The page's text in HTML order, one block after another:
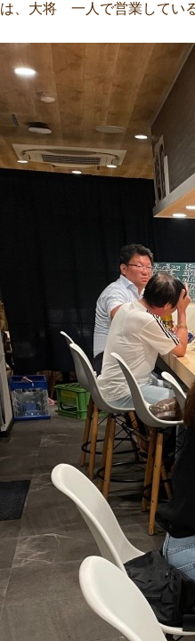
、大将 一人で営業してい